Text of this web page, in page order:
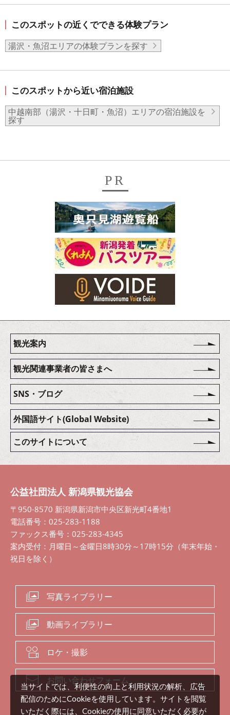
このスポットの近くでできる体験プラン
湯沢・魚沼エリアの体験プランを探す
このスポットから近い宿泊施設
中越南部（湯沢・十日町・魚沼）エリアの宿泊施設を
探す
PR
観光案内
観光関連事業者の皆さまへ
SNS・ブログ
外国語サイト(Global Website)
このサイトについて
公益社団法人 新潟県観光協会
〒950-8570 新潟県新潟市中央区新光町4番地1
電話番号：025-283-1188
ファックス番号：025-283-4345
案内受付：月曜日～金曜日8時30分～17時15分（年末年始・
祝日を除く）
写真ライブラリー
動画ライブラリー
ロケ・撮影
お問い合わせフォーム
当サイトでは、利便性の向上と利用状況の解析、広告
配信のためにCookieを使用しています。サイトを閲覧
いただく際には、Cookieの使用に同意いただく必要が